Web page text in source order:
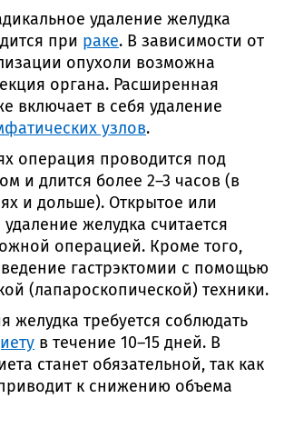
удаление желудка
при раке. В зависимости от
опухоли возможна
органа. Расширенная
включает в себя удаление
узлов.
операция проводится под
и длится более 2–3 часов (в
и дольше). Открытое или
желудка считается
операцией. Кроме того,
гастрэктомии с помощью
(лапароскопической) техники.
желудка требуется соблюдать
в течение 10–15 дней. В
станет обязательной, так как
к снижению объема